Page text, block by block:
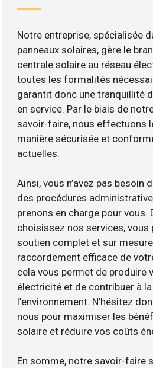
Notre entreprise, spécialisée
panneaux solaires, gère le
centrale solaire au réseau
toutes les formalités
garantit donc une tranquillité
en service. Par le biais de
savoir-faire, nous effectuons
manière sécurisée et
actuelles.
Ainsi, vous n’avez pas besoin
des procédures
prenons en charge pour vous.
choisissez nos services, vous
soutien complet et sur
raccordement efficace de
cela vous permet de produire
électricité et de contribuer à
l’environnement. N’hésitez
nous pour maximiser les
solaire et réduire vos coûts
En somme, notre savoir-faire